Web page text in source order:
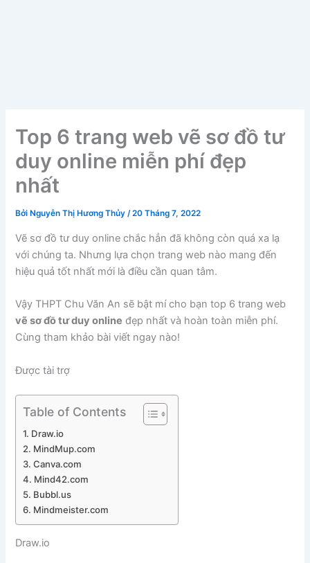
Top 6 trang web vẽ sơ đồ tư
duy online miễn phí đẹp
nhất
Bởi Nguyễn Thị Hương Thủy/20 Tháng 7, 2022
Vẽ sơ đồ tư duy online chắc hẳn đã không còn quá xa lạ
với chúng ta. Nhưng lựa chọn trang web nào mang đến
hiệu quả tốt nhất mới là điều cần quan tâm.
Vậy THPT Chu Văn An sẽ bật mí cho bạn top 6 trang web
vẽ sơ đồ tư duy online đẹp nhất và hoàn toàn miễn phí.
Cùng tham khảo bài viết ngay nào!
Được tài trợ
Table of Contents
Draw.io
MindMup.com
Canva.com
Mind42.com
Bubbl.us
Mindmeister.com
Draw.io